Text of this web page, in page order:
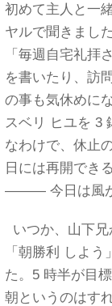
初めて主人と一
ヤルで聞きまし
「毎週自宅礼拝
を書いたり、訪
の事も気休めに
スベリ ヒユを 3
なわけで、休止
日には再開でき
――― 今日は風
いつか、山下兄
「朝勝利 しよ
た。5 時半が目
朝というのはす